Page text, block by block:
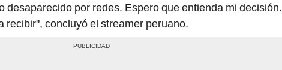
desaparecido por redes. Espero que entienda mi decisión.
recibir", concluyó el streamer peruano.